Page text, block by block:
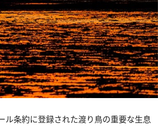
ル条約に登録された渡り鳥の重要な生息